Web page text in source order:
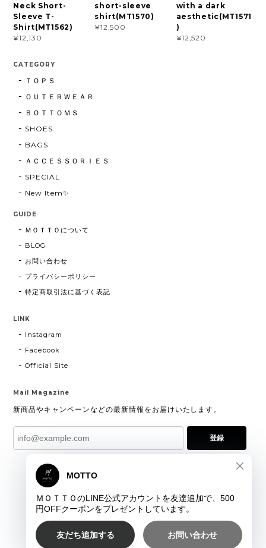
Neck Short-
Sleeve T-
Shirt(MT1562)
¥12,130
short-sleeve
shirt(MT1570)
¥12,500
with a dark
aesthetic(MT1571
)
¥12,520
CATEGORY
ＴＯＰＳ
ＯＵＴＥＲＷＥＡＲ
ＢＯＴＴＯＭＳ
SHOES
BAGS
ＡＣＣＥＳＳＯＲＩＥＳ
SPECIAL
New Item✨
GUIDE
ＭＯＴＴＯについて
BLOG
お問い合わせ
プライバシーポリシー
特定商取引法に基づく表記
LINK
Instagram
Facebook
Official Site
Mail Magazine
新商品やキャンペーンなどの最新情報をお届けいたします。
登録